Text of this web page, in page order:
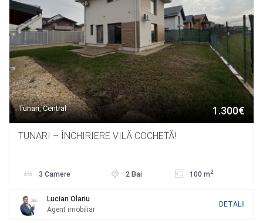
Tunari, Central 1.300€
TUNARI – ÎNCHIRIERE VILĂ COCHETĂ!
3 Camere 2 Bai 100 m 2
Lucian Olariu
Agent imobiliar
DETALII